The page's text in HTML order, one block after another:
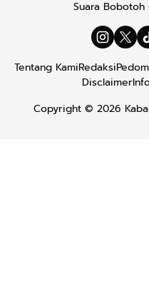
Suara Bobotoh
Tentang KamiRedaksi
Disclaimer
Copyright © 2026